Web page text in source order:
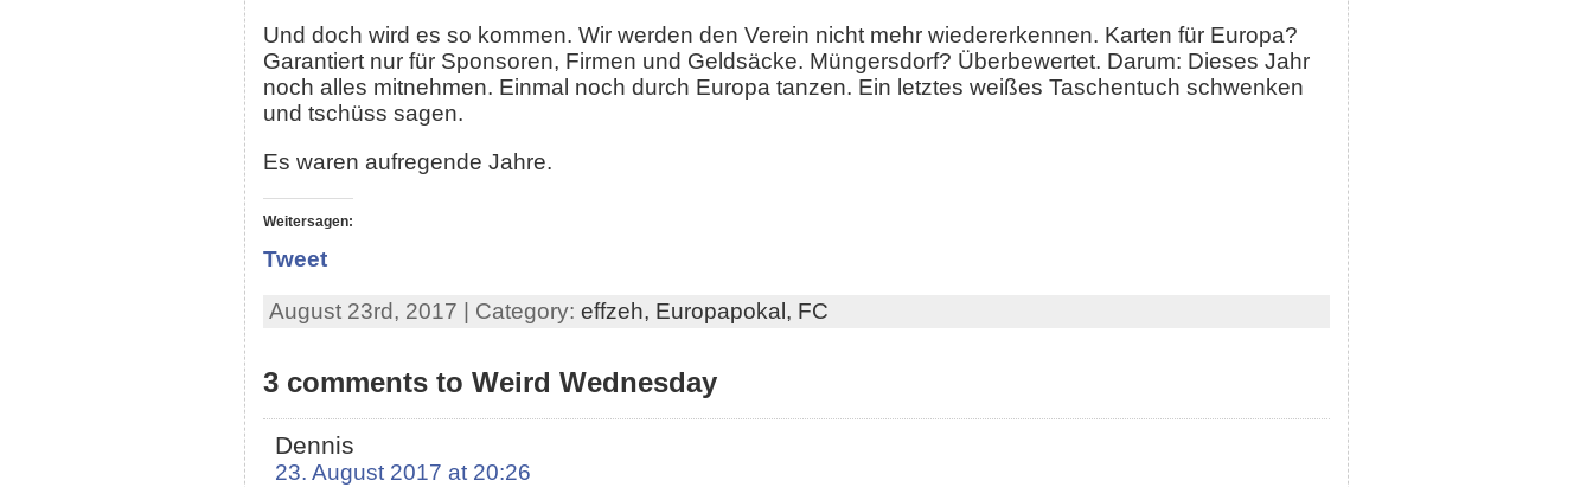
Und doch wird es so kommen. Wir werden den Verein nicht mehr wiedererkennen. Karten für Europa?
Garantiert nur für Sponsoren, Firmen und Geldsäcke. Müngersdorf? Überbewertet. Darum: Dieses Jahr
noch alles mitnehmen. Einmal noch durch Europa tanzen. Ein letztes weißes Taschentuch schwenken
und tschüss sagen.
Es waren aufregende Jahre.
Weitersagen:
Tweet
August 23rd, 2017 | Category: effzeh, Europapokal, FC
3 comments to Weird Wednesday
Dennis
23. August 2017 at 20:26